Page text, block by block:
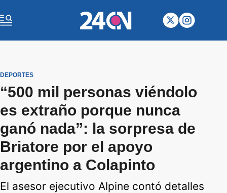
DEPORTES
“500 mil personas viéndolo
es extraño porque nunca
ganó nada”: la sorpresa de
Briatore por el apoyo
argentino a Colapinto
El asesor ejecutivo Alpine contó detalles